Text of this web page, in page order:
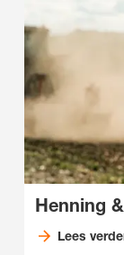
Henning
Lees